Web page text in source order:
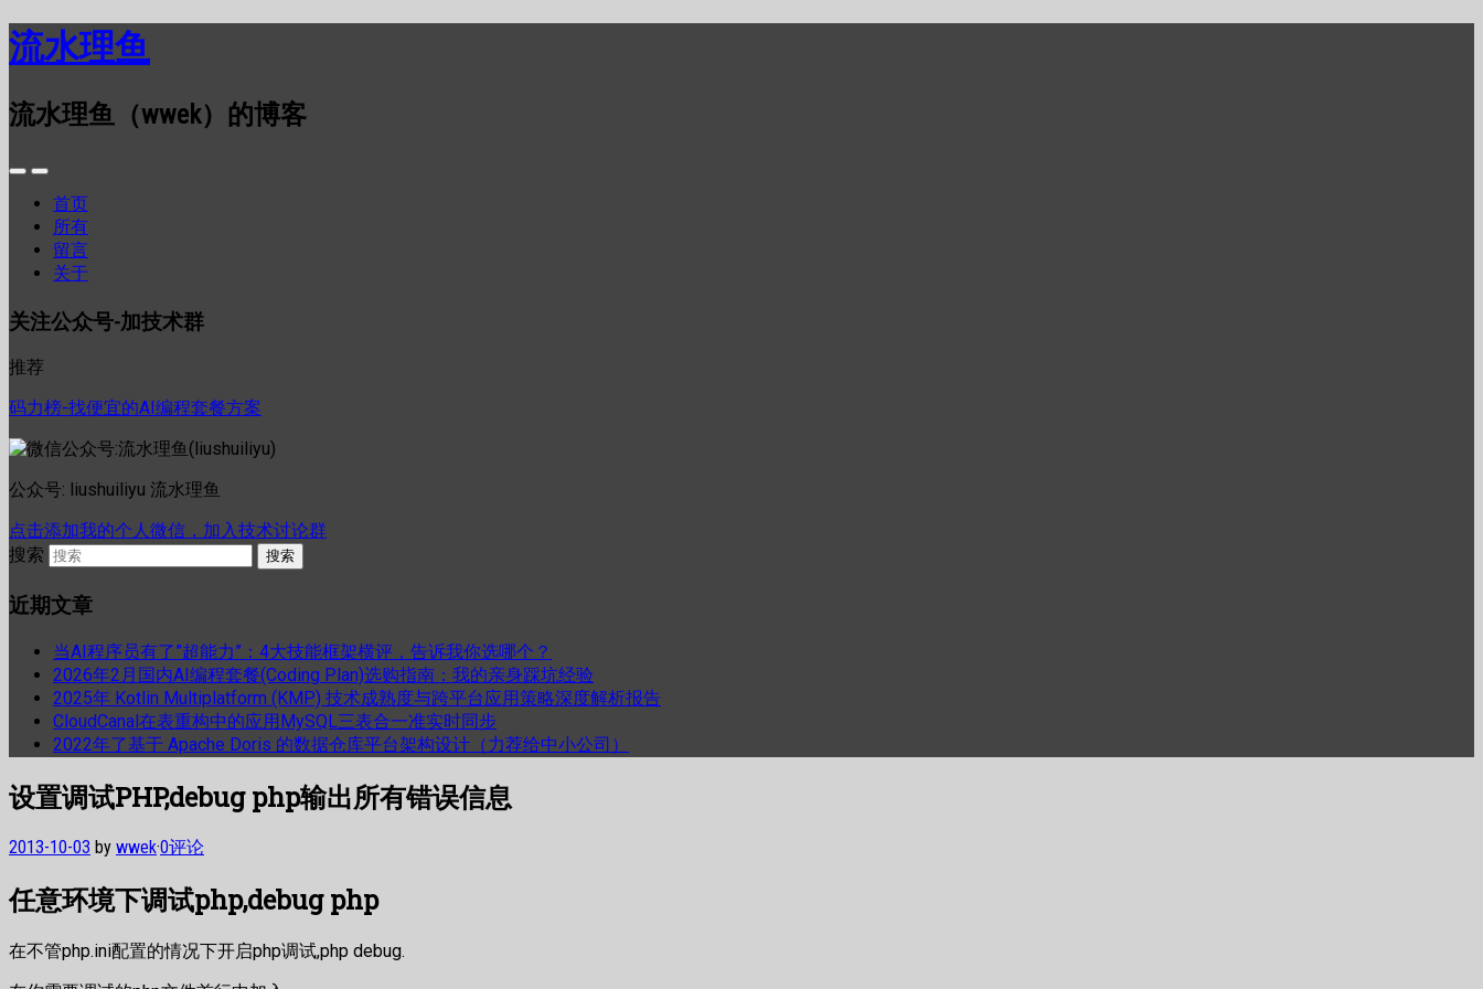
流水理鱼
流水理鱼（wwek）的博客
首页
所有
留言
关于
关注公众号-加技术群
推荐
码力榜-找便宜的AI编程套餐方案
公众号: liushuiliyu 流水理鱼
点击添加我的个人微信，加入技术讨论群
搜索
近期文章
当AI程序员有了”超能力”：4大技能框架横评，告诉我你选哪个？
2026年2月国内AI编程套餐(Coding Plan)选购指南：我的亲身踩坑经验
2025年 Kotlin Multiplatform (KMP) 技术成熟度与跨平台应用策略深度解析报告
CloudCanal在表重构中的应用MySQL三表合一准实时同步
2022年了基于 Apache Doris 的数据仓库平台架构设计（力荐给中小公司）
设置调试PHP,debug php输出所有错误信息
2013-10-03 by wwek·0评论
任意环境下调试php,debug php
在不管php.ini配置的情况下开启php调试,php debug.